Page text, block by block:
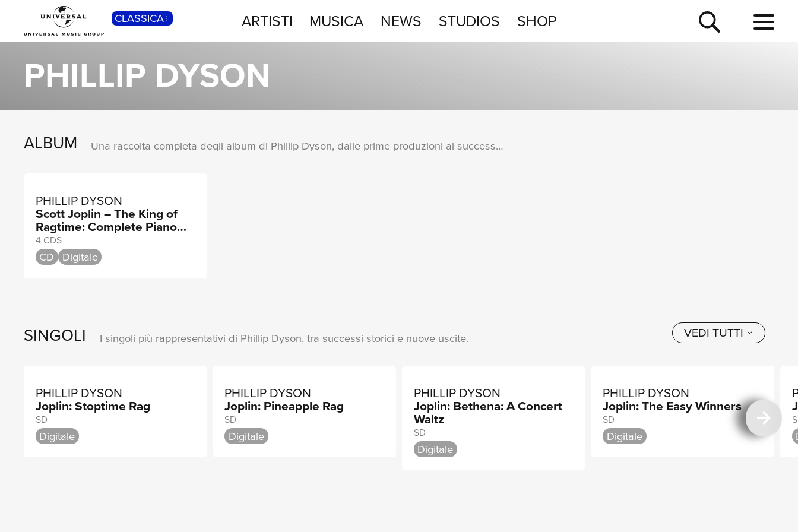
CLASSICA ARTISTI MUSICA NEWS STUDIOS SHOP
PHILLIP DYSON
ALBUM Una raccolta completa degli album di Phillip Dyson, dalle prime produzioni ai successi più recenti.
PHILLIP DYSON
Scott Joplin – The King of
Ragtime: Complete Piano
Works
4 CDS
CD Digitale
SINGOLI I singoli più rappresentativi di Phillip Dyson, tra successi storici e nuove uscite. VEDI TUTTI
PHILLIP DYSON
Joplin: Stoptime Rag
SD
Digitale
PHILLIP DYSON
Joplin: Pineapple Rag
SD
Digitale
PHILLIP DYSON
Joplin: Bethena: A Concert
Waltz
SD
Digitale
PHILLIP DYSON
Joplin: The Easy Winners
SD
Digitale
POP
Cantautori, Dance...
STUDIOS
SHOP
TOUR